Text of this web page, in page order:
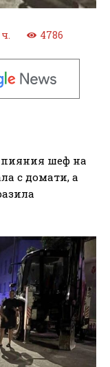
4786
пияния шеф на
с домати, а